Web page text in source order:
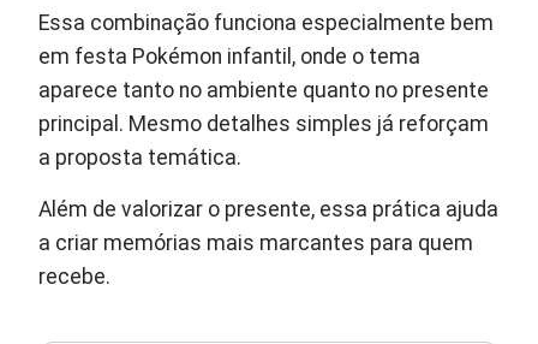
Essa combinação funciona especialmente bem
em festa Pokémon infantil, onde o tema
aparece tanto no ambiente quanto no presente
principal. Mesmo detalhes simples já reforçam
a proposta temática.
Além de valorizar o presente, essa prática ajuda
a criar memórias mais marcantes para quem
recebe.